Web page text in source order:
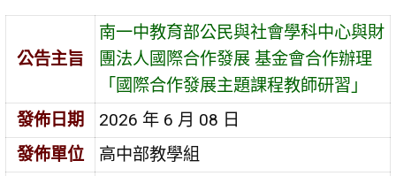
公告主旨
南一中教育部公民與社會學科中心與財
團法人國際合作發展 基金會合作辦理
「國際合作發展主題課程教師研習」
發佈日期
2026 年 6 月 08 日
發佈單位
高中部教學組